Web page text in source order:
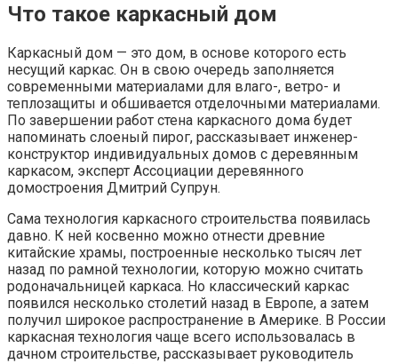
Что такое каркасный дом
Каркасный дом — это дом, в основе которого есть
несущий каркас. Он в свою очередь заполняется
современными материалами для влаго-, ветро- и
теплозащиты и обшивается отделочными материалами.
По завершении работ стена каркасного дома будет
напоминать слоеный пирог, рассказывает инженер-
конструктор индивидуальных домов с деревянным
каркасом, эксперт Ассоциации деревянного
домостроения Дмитрий Супрун.
Сама технология каркасного строительства появилась
давно. К ней косвенно можно отнести древние
китайские храмы, построенные несколько тысяч лет
назад по рамной технологии, которую можно считать
родоначальницей каркаса. Но классический каркас
появился несколько столетий назад в Европе, а затем
получил широкое распространение в Америке. В России
каркасная технология чаще всего использовалась в
дачном строительстве, рассказывает руководитель